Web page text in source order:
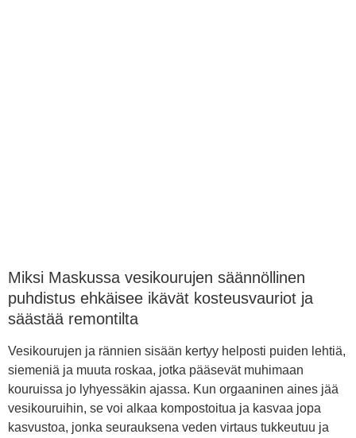
Miksi Maskussa vesikourujen säännöllinen
puhdistus ehkäisee ikävät kosteusvauriot ja
säästää remontilta
Vesikourujen ja rännien sisään kertyy helposti puiden lehtiä,
siemeniä ja muuta roskaa, jotka pääsevät muhimaan
kouruissa jo lyhyessäkin ajassa. Kun orgaaninen aines jää
vesikouruihin, se voi alkaa kompostoitua ja kasvaa jopa
kasvustoa, jonka seurauksena veden virtaus tukkeutuu ja